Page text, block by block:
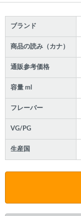
ブランド
商品の読み（カナ）
通販参考価格
容量 ml
フレーバー
VG/PG
生産国